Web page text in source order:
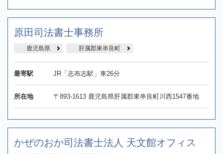
原田司法書士事務所
鹿児島県 肝属郡東串良町
最寄駅 JR「志布志駅」車26分
所在地 〒893-1613 鹿児島県肝属郡東串良町川西1547番地
かぜのおか司法書士法人 天文館オフィス